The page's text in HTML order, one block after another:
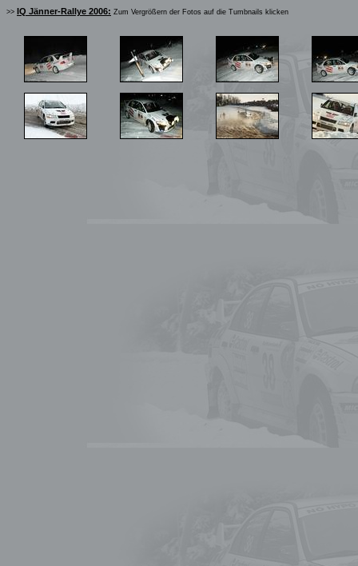
>> IQ Jänner-Rallye 2006: Zum Vergrößern der Fotos auf die Tumbnails klicken